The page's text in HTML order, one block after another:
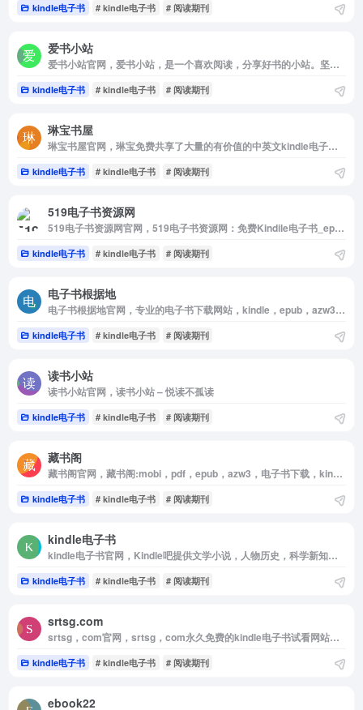
kindle电子书 # kindle电子书 # 阅读期刊
爱书小站
爱书小站官网，爱书小站，是一个喜欢阅读，分享好书的小站。坚持每天阅读一页书，分享读书笔记，持续学习，不断成长。提供EPUB电子书下载，MOBI电子书下载，TXT电子书下载，PDF电子书下载。
kindle电子书 # kindle电子书 # 阅读期刊
琳宝书屋
琳宝书屋官网，琳宝免费共享了大量的有价值的中英文kindle电子书，格式包括mobi，epub，azw，azw3。支持原版，多看kindle，所有电子书资料都可以免费下载，让我们一起在阅读中成长进步。
kindle电子书 # kindle电子书 # 阅读期刊
519电子书资源网
519电子书资源网官网，519电子书资源网：免费Kindile电子书_epub_mobi_azw3电子书百度云下载推送
kindle电子书 # kindle电子书 # 阅读期刊
电子书根据地
电子书根据地官网，专业的电子书下载网站，kindle，epub，azw3，mobi，pdf，txt格式下载，电子书，小说文学，经济管理，传记，军事，历史，心理，教材辅助，外语学习等中英文电子书下载。
kindle电子书 # kindle电子书 # 阅读期刊
读书小站
读书小站官网，读书小站 – 悦读不孤读
kindle电子书 # kindle电子书 # 阅读期刊
藏书阁
藏书阁官网，藏书阁:mobi，pdf，epub，azw3，电子书下载，kindle电子书，手机电子书
kindle电子书 # kindle电子书 # 阅读期刊
kindle电子书
kindle电子书官网，Kindle吧提供文学小说，人物历史，科学新知，人文社科，经管励志，生活健康，计算网络，心理学，图书电子版下载TXT，PDF，epub，mobi，azw等格式电子书免费下载！
kindle电子书 # kindle电子书 # 阅读期刊
srtsg.com
srtsg，com官网，srtsg，com永久免费的kindle电子书试看网站！一起分享阅读的乐趣！
kindle电子书 # kindle电子书 # 阅读期刊
ebook22